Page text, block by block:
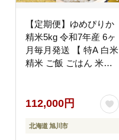
【定期便】ゆめぴりか
精米5kg 令和7年産 6ヶ
月毎月発送 【 特A 白米
精米 ご飯 ごはん 米
道ふるさと納税 旭川市
112,000円
北海道 旭川市